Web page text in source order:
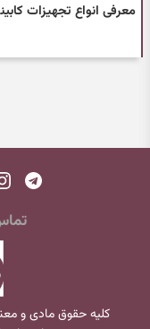
معرفی انواع تجهیزات
کلیه حقوق مادی و